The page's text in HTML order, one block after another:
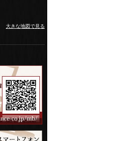
大きな地図で見る